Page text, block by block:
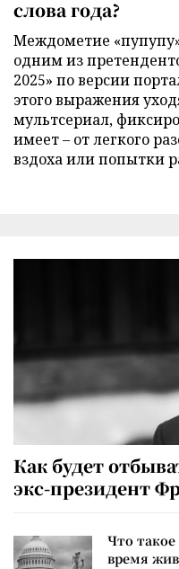
слова года?
Междометие
одним из
2025» по версии
этого выражения
мультсериал,
имеет – от легкого
вздоха или попытки
Как будет
экс-президент
Что
время